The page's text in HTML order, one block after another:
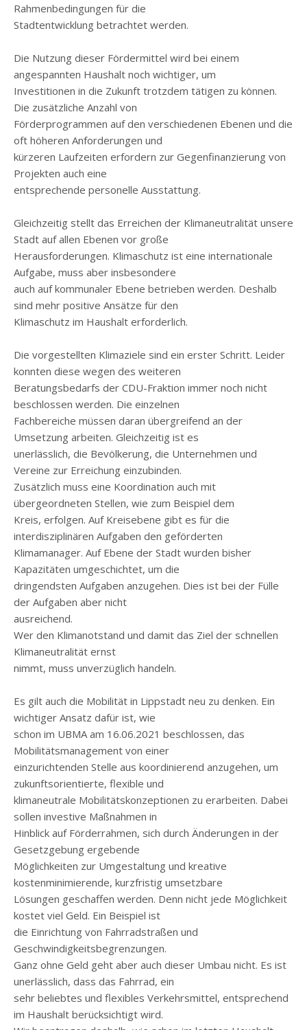
Rahmenbedingungen für die
Stadtentwicklung betrachtet werden.
Die Nutzung dieser Fördermittel wird bei einem
angespannten Haushalt noch wichtiger, um
Investitionen in die Zukunft trotzdem tätigen zu können.
Die zusätzliche Anzahl von
Förderprogrammen auf den verschiedenen Ebenen und die
oft höheren Anforderungen und
kürzeren Laufzeiten erfordern zur Gegenfinanzierung von
Projekten auch eine
entsprechende personelle Ausstattung.
Gleichzeitig stellt das Erreichen der Klimaneutralität unsere
Stadt auf allen Ebenen vor große
Herausforderungen. Klimaschutz ist eine internationale
Aufgabe, muss aber insbesondere
auch auf kommunaler Ebene betrieben werden. Deshalb
sind mehr positive Ansätze für den
Klimaschutz im Haushalt erforderlich.
Die vorgestellten Klimaziele sind ein erster Schritt. Leider
konnten diese wegen des weiteren
Beratungsbedarfs der CDU-Fraktion immer noch nicht
beschlossen werden. Die einzelnen
Fachbereiche müssen daran übergreifend an der
Umsetzung arbeiten. Gleichzeitig ist es
unerlässlich, die Bevölkerung, die Unternehmen und
Vereine zur Erreichung einzubinden.
Zusätzlich muss eine Koordination auch mit
übergeordneten Stellen, wie zum Beispiel dem
Kreis, erfolgen. Auf Kreisebene gibt es für die
interdisziplinären Aufgaben den geförderten
Klimamanager. Auf Ebene der Stadt wurden bisher
Kapazitäten umgeschichtet, um die
dringendsten Aufgaben anzugehen. Dies ist bei der Fülle
der Aufgaben aber nicht
ausreichend.
Wer den Klimanotstand und damit das Ziel der schnellen
Klimaneutralität ernst
nimmt, muss unverzüglich handeln.
Es gilt auch die Mobilität in Lippstadt neu zu denken. Ein
wichtiger Ansatz dafür ist, wie
schon im UBMA am 16.06.2021 beschlossen, das
Mobilitätsmanagement von einer
einzurichtenden Stelle aus koordinierend anzugehen, um
zukunftsorientierte, flexible und
klimaneutrale Mobilitätskonzeptionen zu erarbeiten. Dabei
sollen investive Maßnahmen in
Hinblick auf Förderrahmen, sich durch Änderungen in der
Gesetzgebung ergebende
Möglichkeiten zur Umgestaltung und kreative
kostenminimierende, kurzfristig umsetzbare
Lösungen geschaffen werden. Denn nicht jede Möglichkeit
kostet viel Geld. Ein Beispiel ist
die Einrichtung von Fahrradstraßen und
Geschwindigkeitsbegrenzungen.
Ganz ohne Geld geht aber auch dieser Umbau nicht. Es ist
unerlässlich, dass das Fahrrad, ein
sehr beliebtes und flexibles Verkehrsmittel, entsprechend
im Haushalt berücksichtigt wird.